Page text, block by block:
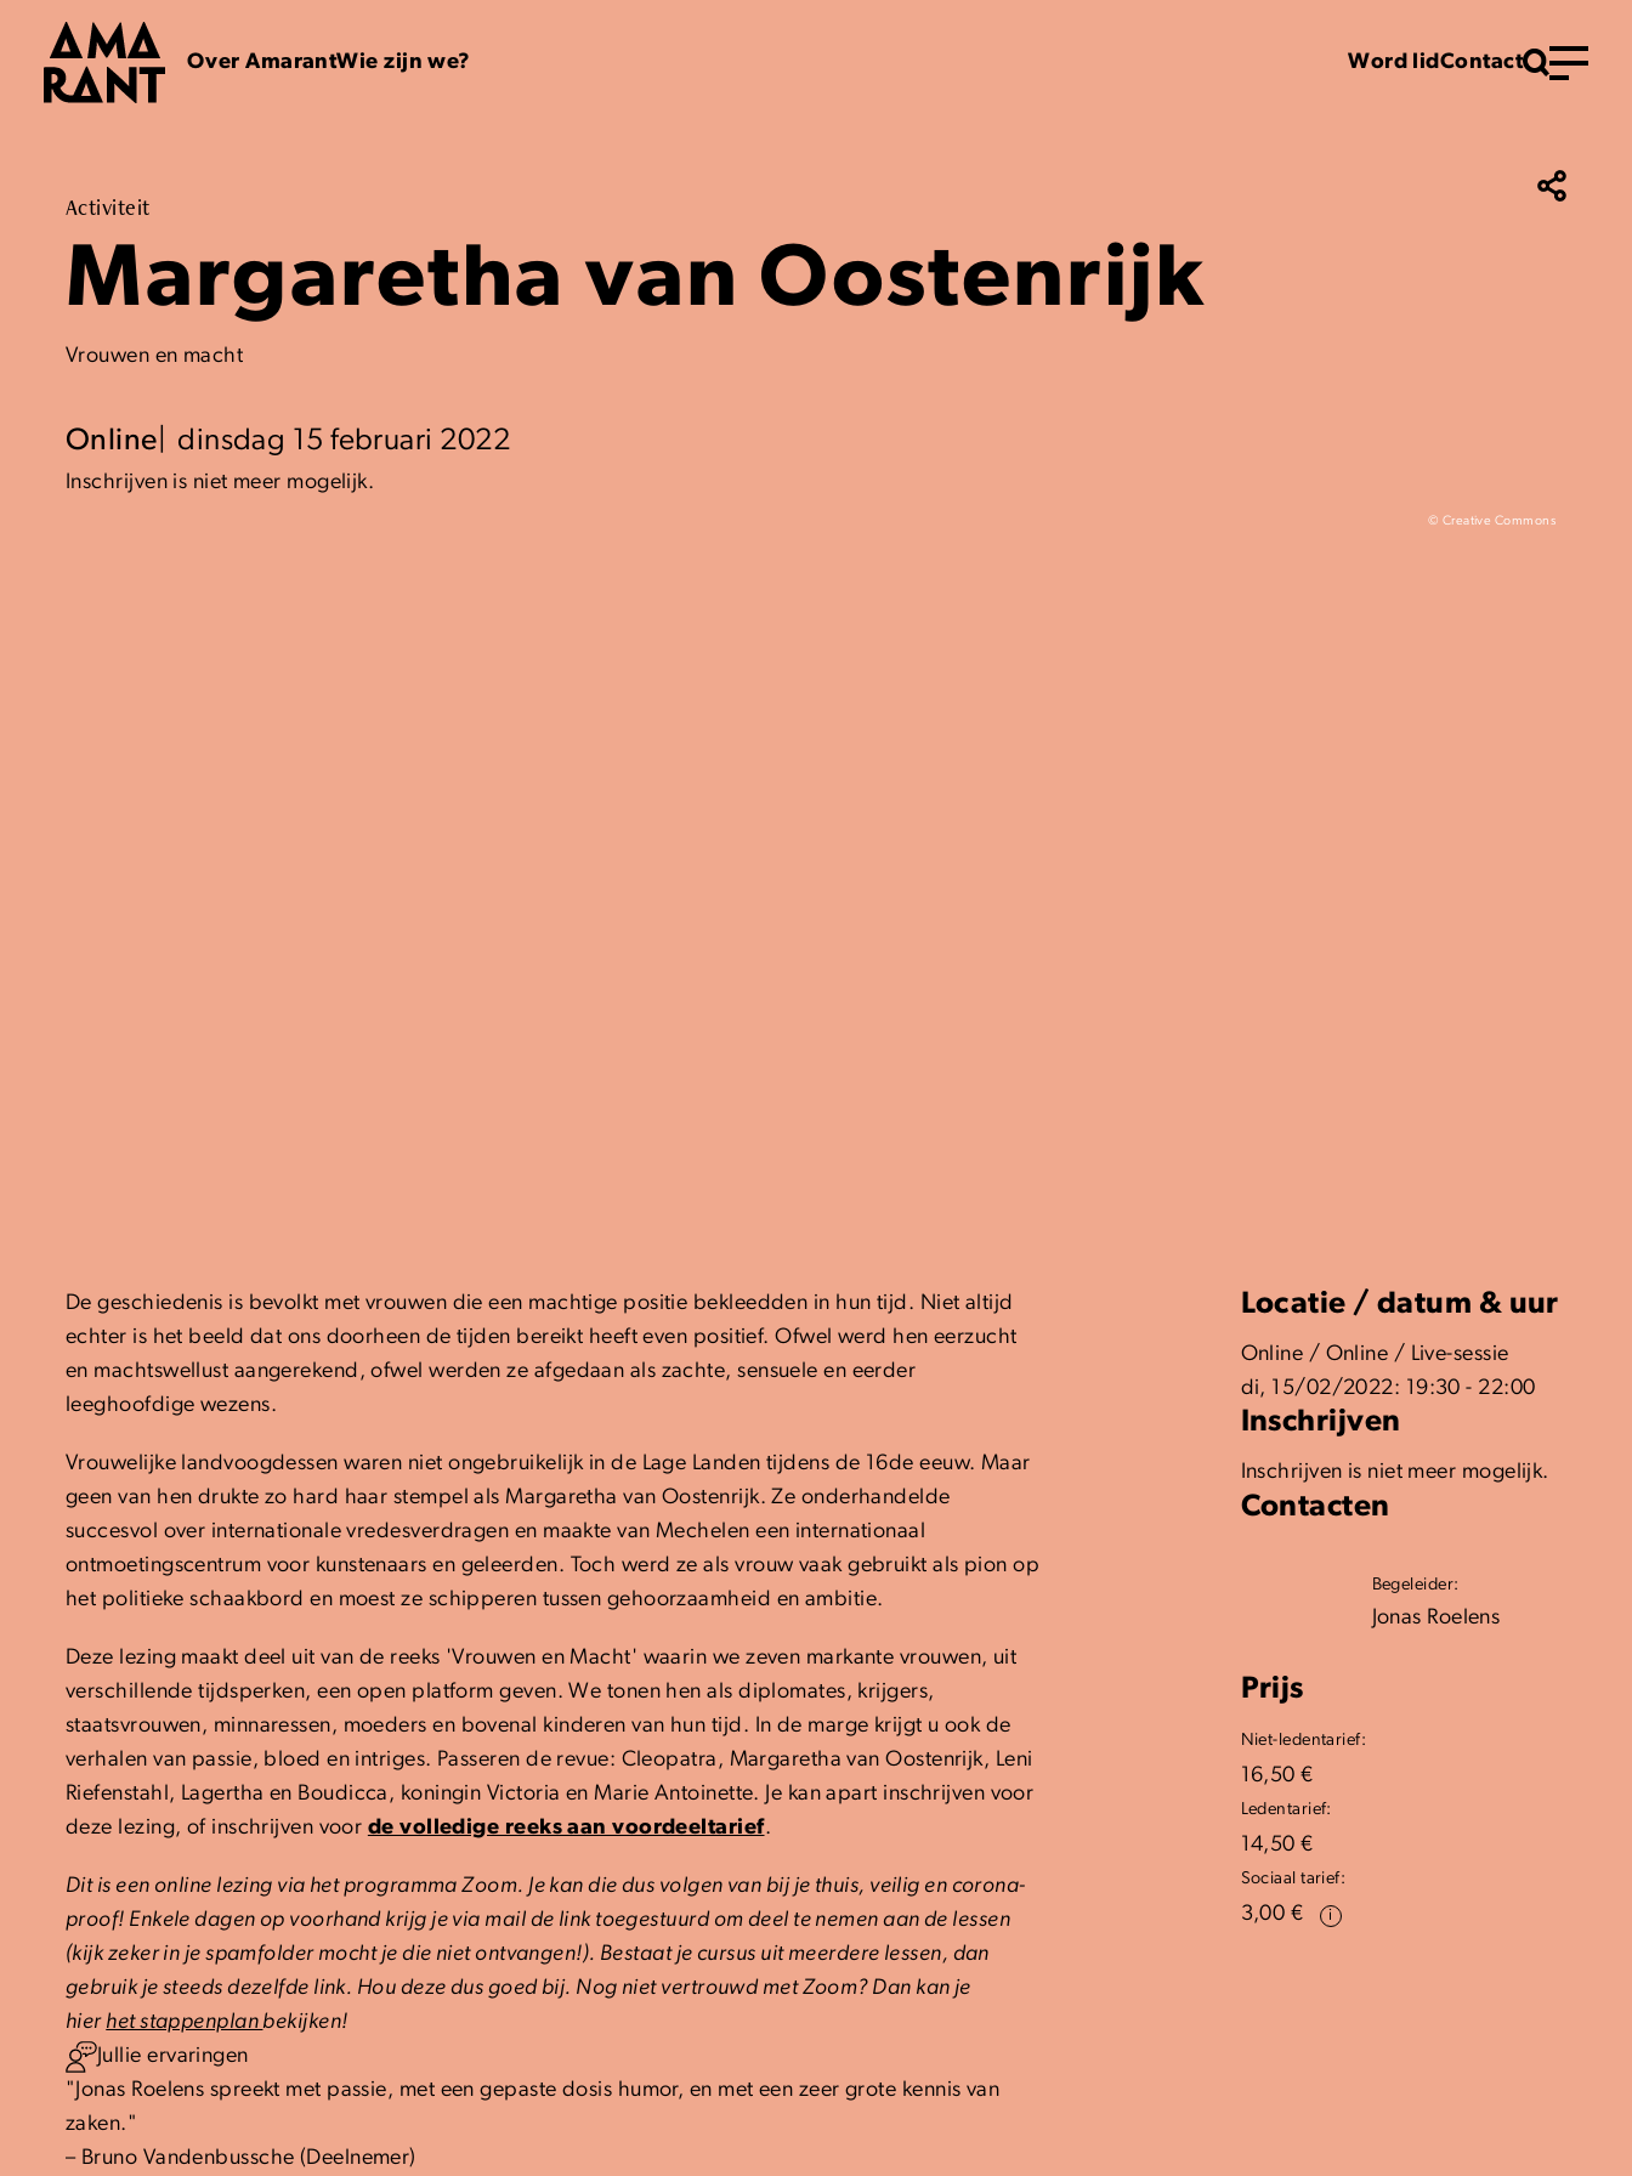
Over AmarantWie zijn we? Word lidContact
Menu
Activiteit
Margaretha van Oostenrijk
Vrouwen en macht
Online dinsdag 15 februari 2022
Inschrijven is niet meer mogelijk.
© Creative Commons
De geschiedenis is bevolkt met vrouwen die een machtige positie bekleedden in hun tijd. Niet altijd
echter is het beeld dat ons doorheen de tijden bereikt heeft even positief. Ofwel werd hen eerzucht
en machtswellust aangerekend, ofwel werden ze afgedaan als zachte, sensuele en eerder
leeghoofdige wezens.
Vrouwelijke landvoogdessen waren niet ongebruikelijk in de Lage Landen tijdens de 16de eeuw. Maar
geen van hen drukte zo hard haar stempel als Margaretha van Oostenrijk. Ze onderhandelde
succesvol over internationale vredesverdragen en maakte van Mechelen een internationaal
ontmoetingscentrum voor kunstenaars en geleerden. Toch werd ze als vrouw vaak gebruikt als pion op
het politieke schaakbord en moest ze schipperen tussen gehoorzaamheid en ambitie.
Deze lezing maakt deel uit van de reeks 'Vrouwen en Macht' waarin we zeven markante vrouwen, uit
verschillende tijdsperken, een open platform geven. We tonen hen als diplomates, krijgers,
staatsvrouwen, minnaressen, moeders en bovenal kinderen van hun tijd. In de marge krijgt u ook de
verhalen van passie, bloed en intriges. Passeren de revue: Cleopatra, Margaretha van Oostenrijk, Leni
Riefenstahl, Lagertha en Boudicca, koningin Victoria en Marie Antoinette. Je kan apart inschrijven voor
deze lezing, of inschrijven voor de volledige reeks aan voordeeltarief.
Dit is een online lezing via het programma Zoom. Je kan die dus volgen van bij je thuis, veilig en corona-
proof! Enkele dagen op voorhand krijg je via mail de link toegestuurd om deel te nemen aan de lessen
(kijk zeker in je spamfolder mocht je die niet ontvangen!). Bestaat je cursus uit meerdere lessen, dan
gebruik je steeds dezelfde link. Hou deze dus goed bij. Nog niet vertrouwd met Zoom? Dan kan je
hier het stappenplanbekijken!
Jullie ervaringen
"Jonas Roelens spreekt met passie, met een gepaste dosis humor, en met een zeer grote kennis van
zaken."
– Bruno Vandenbussche (Deelnemer)
Locatie / datum & uur
Online / Online / Live-sessie
di, 15/02/2022: 19:30 - 22:00
Inschrijven
Inschrijven is niet meer mogelijk.
Contacten
Begeleider:
Jonas Roelens
Prijs
Niet-ledentarief:
16,50 €
Ledentarief:
14,50 €
Sociaal tarief:
3,00 € i